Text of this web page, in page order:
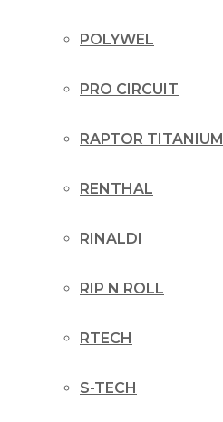
POLYWEL
PRO CIRCUIT
RAPTOR TITANIUM
RENTHAL
RINALDI
RIP N ROLL
RTECH
S-TECH